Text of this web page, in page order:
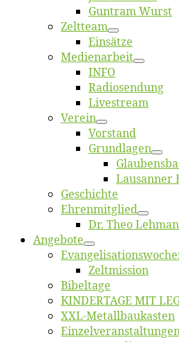
Gun­tram Wurst
Zelt­team
Ein­sät­ze
Me­di­en­ar­beit
INFO
Ra­dio­sen­dung
Live­stream
Ver­ein
Vor­stand
Grund­la­gen
Lausan­ner
Ge­schich­te
Eh­ren­mit­glied
Dr. Theo
An­ge­bo­te
Zelt­mis­si­on
Bi­bel­ta­ge
KINDERTAGE MIT
XXL-Me­­tal­l­­bau­­kas­­ten